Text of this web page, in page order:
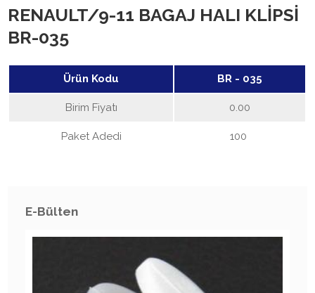
RENAULT/9-11 BAGAJ HALI KLİPSİ
BR-035
Ürün Kodu BR - 035
Birim Fiyatı 0.00
Paket Adedi 100
E-Bülten